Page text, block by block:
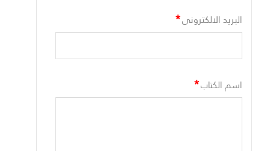
البريد الالكترونى*
اسم الكتاب*